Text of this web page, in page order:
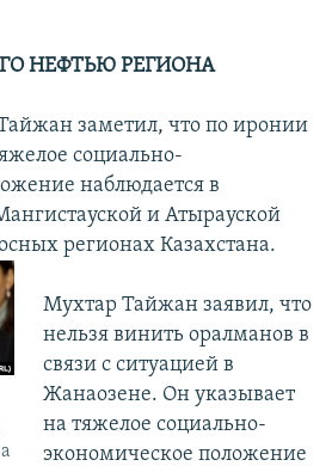
НЕФТЬЮ РЕГИОНА
заметил, что по иронии
социально-
наблюдается в
и Атырауской
регионах Казахстана.
Мухтар Тайжан заявил, что
нельзя винить оралманов в
связи с ситуацией в
Жанаозене. Он указывает
на тяжелое социально-
экономическое положение